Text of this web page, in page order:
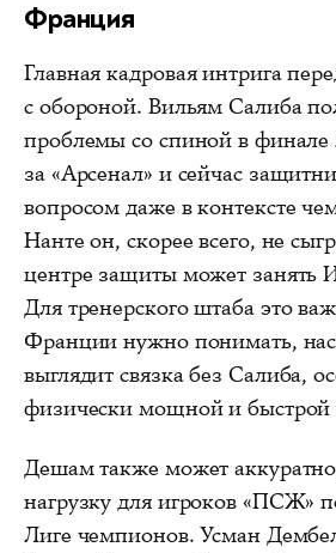
Франция
Главная кадровая интрига
с обороной. Вильям Салиба
проблемы со спиной в
за «Арсенал» и сейчас
вопросом даже в контексте
Нанте он, скорее всего, не
центре защиты может занять
Для тренерского штаба это
Франции нужно понимать,
выглядит связка без Салиба,
физически мощной и быстрой
Дешам также может
нагрузку для игроков «ПСЖ»
Лиге чемпионов. Усман